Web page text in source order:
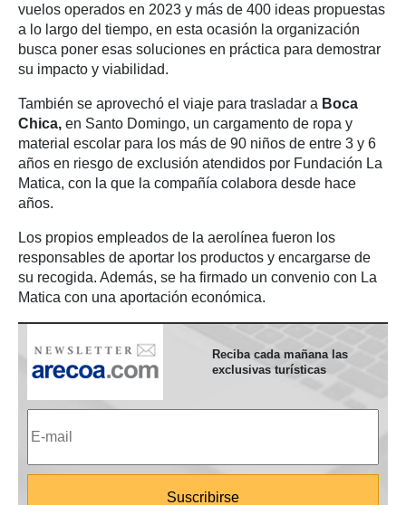
vuelos operados en 2023 y más de 400 ideas propuestas
a lo largo del tiempo, en esta ocasión la organización
busca poner esas soluciones en práctica para demostrar
su impacto y viabilidad.
También se aprovechó el viaje para trasladar a Boca
Chica, en Santo Domingo, un cargamento de ropa y
material escolar para los más de 90 niños de entre 3 y 6
años en riesgo de exclusión atendidos por Fundación La
Matica, con la que la compañía colabora desde hace
años.
Los propios empleados de la aerolínea fueron los
responsables de aportar los productos y encargarse de
su recogida. Además, se ha firmado un convenio con La
Matica con una aportación económica.
Reciba cada mañana las
exclusivas turísticas